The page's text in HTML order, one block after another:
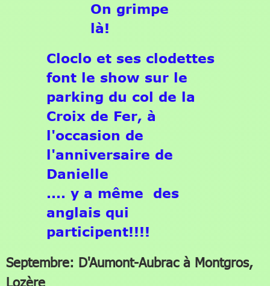
On grimpe
là!
Cloclo et ses clodettes
font le show sur le
parking du col de la
Croix de Fer, à
l'occasion de
l'anniversaire de
Danielle
.... y a même des
anglais qui
participent!!!!
Septembre: D'Aumont-Aubrac à Montgros,
Lozère